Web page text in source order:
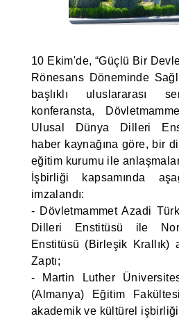
10 Ekim'de, “Güçlü Bir
Rönesans Döneminde
başlıklı uluslararası
konferansta,
Ulusal Dünya Dilleri
haber kaynağına göre, bir
eğitim kurumu ile
İşbirliği kapsamında
imzalandı:
- Dövletmammet Azadi
Dilleri Enstitüsü ile
Enstitüsü (Birleşik Krallık)
Zaptı;
- Martin Luther
(Almanya) Eğitim
akademik ve kültürel işbirliği